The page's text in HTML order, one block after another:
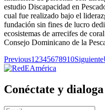
estudio Discapacidad en
cual fue realizado bajo el
fundación sin fines de lucro
ecosistemas de arrecifes de
Consejo Dominicano de la
Previous1 2345678910Siguiente
Conéctate y